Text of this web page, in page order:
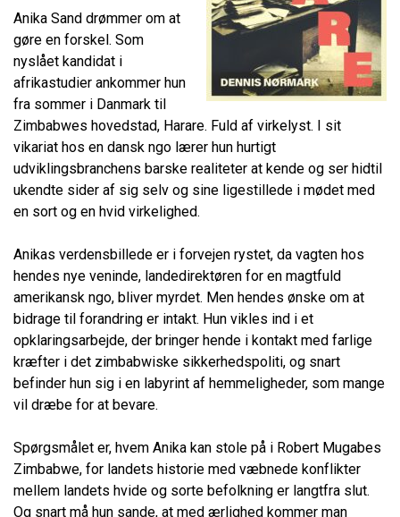
Anika Sand drømmer om at
gøre en forskel. Som
nyslået kandidat i
afrikastudier ankommer hun
fra sommer i Danmark til
Zimbabwes hovedstad, Harare. Fuld af virkelyst. I sit
vikariat hos en dansk ngo lærer hun hurtigt
udviklingsbranchens barske realiteter at kende og ser hidtil
ukendte sider af sig selv og sine ligestillede i mødet med
en sort og en hvid virkelighed.
Anikas verdensbillede er i forvejen rystet, da vagten hos
hendes nye veninde, landedirektøren for en magtfuld
amerikansk ngo, bliver myrdet. Men hendes ønske om at
bidrage til forandring er intakt. Hun vikles ind i et
opklaringsarbejde, der bringer hende i kontakt med farlige
kræfter i det zimbabwiske sikkerhedspoliti, og snart
befinder hun sig i en labyrint af hemmeligheder, som mange
vil dræbe for at bevare.
Spørgsmålet er, hvem Anika kan stole på i Robert Mugabes
Zimbabwe, for landets historie med væbnede konflikter
mellem landets hvide og sorte befolkning er langtfra slut.
Og snart må hun sande, at med ærlighed kommer man